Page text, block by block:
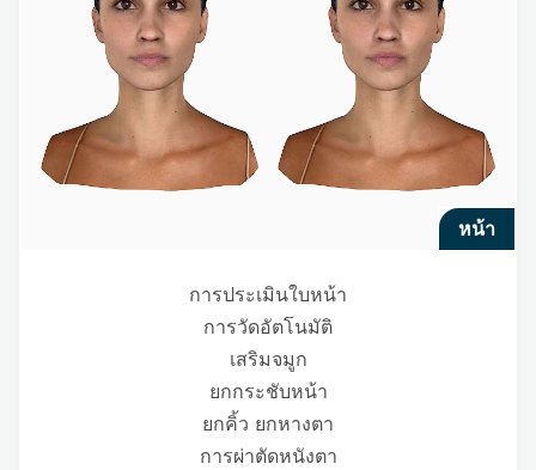
หน้า
การประเมินใบหน้า
การวัดอัตโนมัติ
เสริมจมูก
ยกกระชับหน้า
ยกคิ้ว ยกหางตา
การผ่าตัดหนังตา